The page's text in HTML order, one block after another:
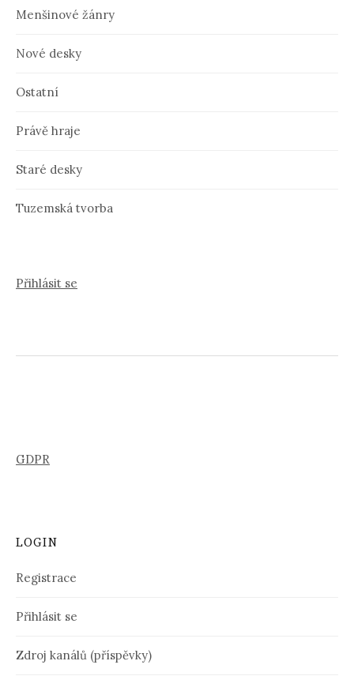
Menšinové žánry
Nové desky
Ostatní
Právě hraje
Staré desky
Tuzemská tvorba
Přihlásit se
GDPR
LOGIN
Registrace
Přihlásit se
Zdroj kanálů (příspěvky)